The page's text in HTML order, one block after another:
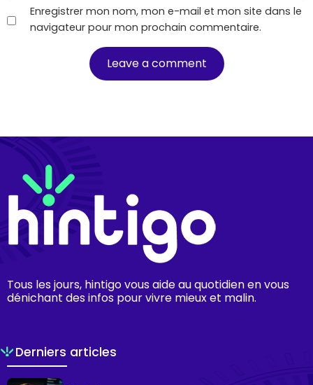
Enregistrer mon nom, mon e-mail et mon site dans le
navigateur pour mon prochain commentaire.
Tous les jours, hintigo vous aide au quotidien en vous
dénichant des infos pour vivre mieux et malin.
Derniers articles